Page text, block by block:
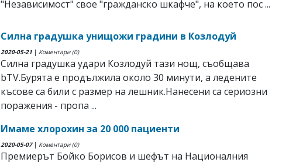
"Независимост" свое "гражданско шкафче", на което пос ...
Силна градушка унищожи градини в Козлодуй
2020-05-21 | Коментари (0)
Силна градушка удари Козлодуй тази нощ, съобщава
bTV.Бурята е продължила около 30 минути, а ледените
късове са били с размер на лешник.Нанесени са сериозни
поражения - пропа ...
Имаме хлорохин за 20 000 пациенти
2020-05-07| Коментари (0)
Премиерът Бойко Борисов и шефът на Националния